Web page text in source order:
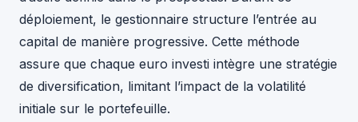
déploiement, le gestionnaire structure l’entrée au
capital de manière progressive. Cette méthode
assure que chaque euro investi intègre une stratégie
de diversification, limitant l’impact de la volatilité
initiale sur le portefeuille.